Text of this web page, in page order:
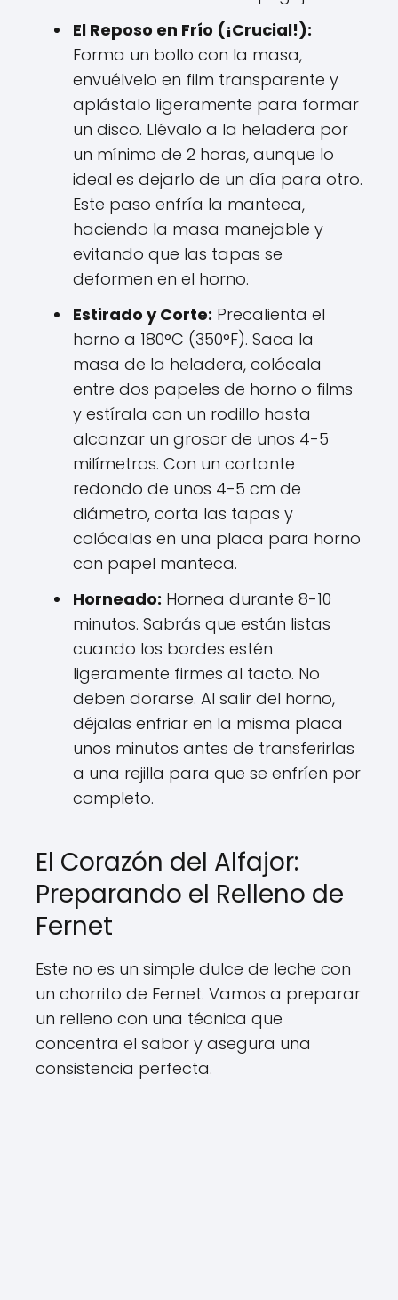
El Reposo en Frío (¡Crucial!):
Forma un bollo con la masa,
envuélvelo en film transparente y
aplástalo ligeramente para formar
un disco. Llévalo a la heladera por
un mínimo de 2 horas, aunque lo
ideal es dejarlo de un día para otro.
Este paso enfría la manteca,
haciendo la masa manejable y
evitando que las tapas se
deformen en el horno.
Estirado y Corte: Precalienta el
horno a 180°C (350°F). Saca la
masa de la heladera, colócala
entre dos papeles de horno o films
y estírala con un rodillo hasta
alcanzar un grosor de unos 4-5
milímetros. Con un cortante
redondo de unos 4-5 cm de
diámetro, corta las tapas y
colócalas en una placa para horno
con papel manteca.
Horneado: Hornea durante 8-10
minutos. Sabrás que están listas
cuando los bordes estén
ligeramente firmes al tacto. No
deben dorarse. Al salir del horno,
déjalas enfriar en la misma placa
unos minutos antes de transferirlas
a una rejilla para que se enfríen por
completo.
El Corazón del Alfajor:
Preparando el Relleno de
Fernet
Este no es un simple dulce de leche con
un chorrito de Fernet. Vamos a preparar
un relleno con una técnica que
concentra el sabor y asegura una
consistencia perfecta.